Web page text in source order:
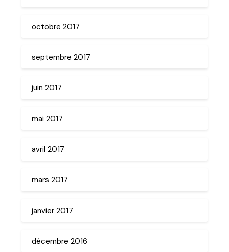
octobre 2017
septembre 2017
juin 2017
mai 2017
avril 2017
mars 2017
janvier 2017
décembre 2016